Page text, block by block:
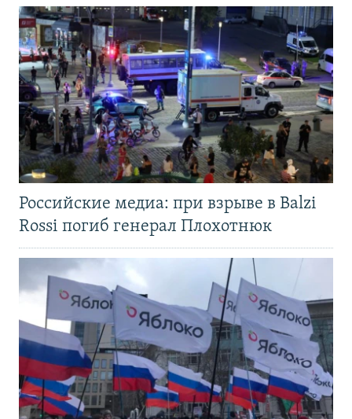
Российские медиа: при взрыве в Balzi
Rossi погиб генерал Плохотнюк